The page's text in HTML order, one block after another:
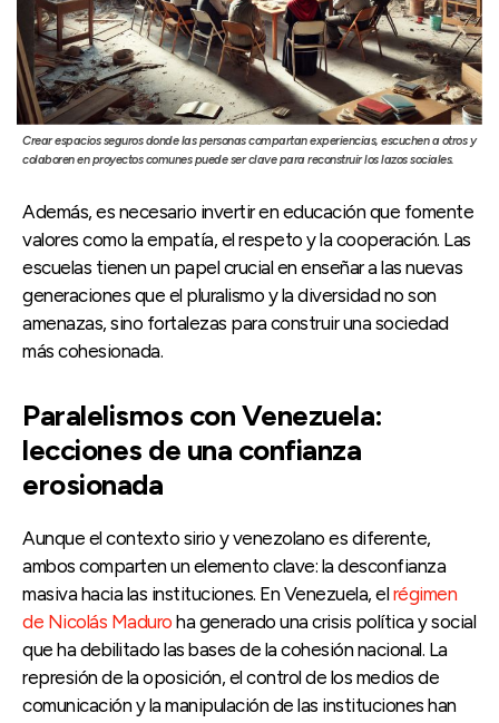
Crear espacios seguros donde las personas compartan experiencias, escuchen a otros y
colaboren en proyectos comunes puede ser clave para reconstruir los lazos sociales.
Además, es necesario invertir en educación que fomente
valores como la empatía, el respeto y la cooperación. Las
escuelas tienen un papel crucial en enseñar a las nuevas
generaciones que el pluralismo y la diversidad no son
amenazas, sino fortalezas para construir una sociedad
más cohesionada.
Paralelismos con Venezuela:
lecciones de una confianza
erosionada
Aunque el contexto sirio y venezolano es diferente,
ambos comparten un elemento clave: la desconfianza
masiva hacia las instituciones. En Venezuela, elrégimen
de Nicolás Maduro ha generado una crisis política y social
que ha debilitado las bases de la cohesión nacional. La
represión de la oposición, el control de los medios de
comunicación y la manipulación de las instituciones han